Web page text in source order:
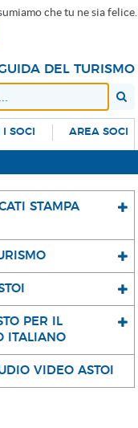
che tu ne sia felice.
DEL TURISMO
SOCI AREA SOCI
STAMPA
PER IL
ITALIANO
VIDEO ASTOI